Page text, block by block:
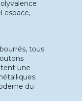
espace,
tous
une
du